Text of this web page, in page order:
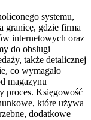
systemu,
granicę, gdzie firma
internetowych oraz
do obsługi
także detalicznej
co wymagało
magazynu
proces. Księgowość
które używa
dodatkowe